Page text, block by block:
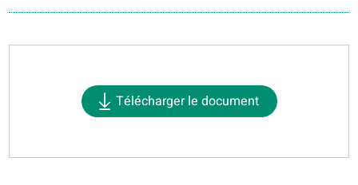
Télécharger le document